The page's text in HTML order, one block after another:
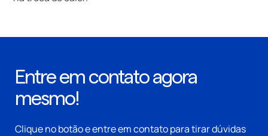
Entre em contato agora
mesmo!
Clique no botão e entre em contato para tirar dúvidas